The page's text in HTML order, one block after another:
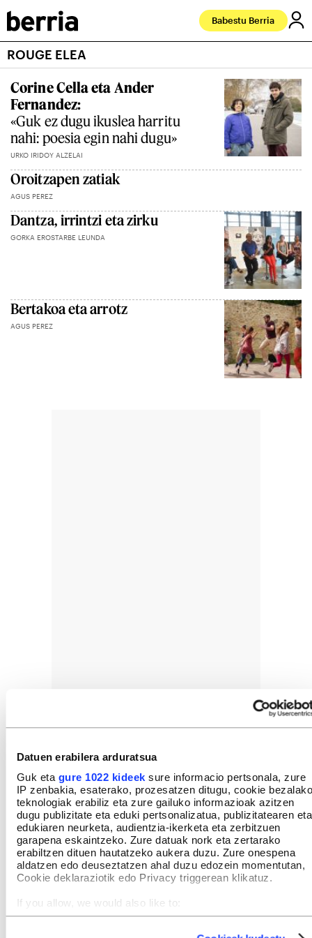
Datuen erabilera arduratsua
Guk eta gure 1022 kideek sure informacio pertsonala, zure
IP zenbakia, esaterako, prozesatzen ditugu, cookie bezalako
teknologiak erabiliz eta zure gailuko informazioak azitzen
dugu publizitate eta eduki pertsonalizatua, publizitatearen eta
edukiaren neurketa, audientzia-ikerketa eta zerbitzuen
garapena eskaintzeko. Zure datuak nork eta zertarako
erabiltzen dituen hautatzeko aukera duzu. Zure onespena
aldatzen edo deuseztatzen ahal duzu edozein momentutan,
Cookie deklaraziotik edo Privacy triggerean klikatuz.
If you allow, we would also like to:
Collect information about your geographical location
Babestu Berria
ROUGE ELEA
Corine Cella eta Ander
Fernandez:
«Guk ez dugu ikuslea harritu
nahi: poesia egin nahi dugu»
URKO IRIDOY ALZELAI
Oroitzapen zatiak
AGUS PEREZ
Dantza, irrintzi eta zirku
GORKA EROSTARBE LEUNDA
Bertakoa eta arrotz
AGUS PEREZ